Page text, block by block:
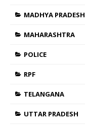
MADHYA PRADESH
MAHARASHTRA
POLICE
RPF
TELANGANA
UTTAR PRADESH